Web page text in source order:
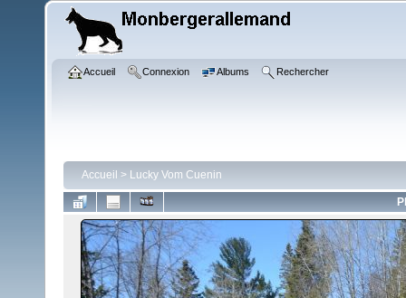
Accueil Connexion Albums Rechercher
Accueil > Lucky Vom Cuenin